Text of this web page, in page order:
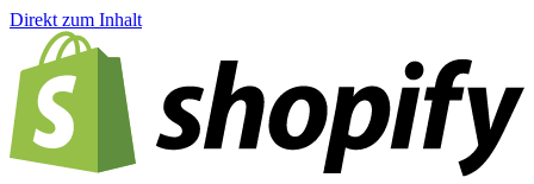
Direkt zum Inhalt